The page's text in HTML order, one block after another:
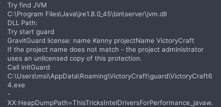
Try find JVM
C:\Program Files\Java\jre1.8.0_45\bin\server\jvm.dll
DLL Path:
Try start guard
GravitGuard license: name Kenny projectName VictoryCraft
If the project name does not match - the project administrator
uses an unlicensed copy of this protection.
Call initGuard
C:\Users\msi\AppData\Roaming\VictoryCraft\guard\VictoryCraft6
4.exe
-
XX:HeapDumpPath=ThisTricksIntelDriversForPerformance_javaw.